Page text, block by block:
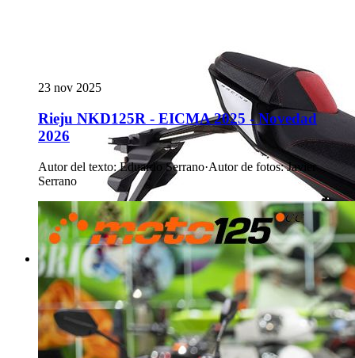
23 nov 2025
Rieju NKD125R - EICMA 2025 - Novedad
2026
Autor del texto: Eduardo Serrano·Autor de fotos: Javier
Serrano